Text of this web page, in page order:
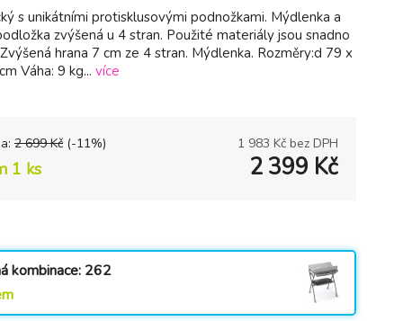
s unikátními protisklusovými podnožkami. Mýdlenka a
zvýšená u 4 stran. Použité materiály jsou snadno
hrana 7 cm ze 4 stran. Mýdlenka. Rozměry:d 79 x
Váha: 9 kg... více
2 699 Kč (-11%) 1 983 Kč bez DPH
1 ks 2 399 Kč
kombinace: 262